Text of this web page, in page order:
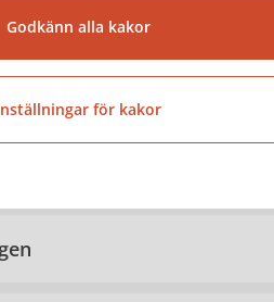
Godkänn alla kakor
för kakor